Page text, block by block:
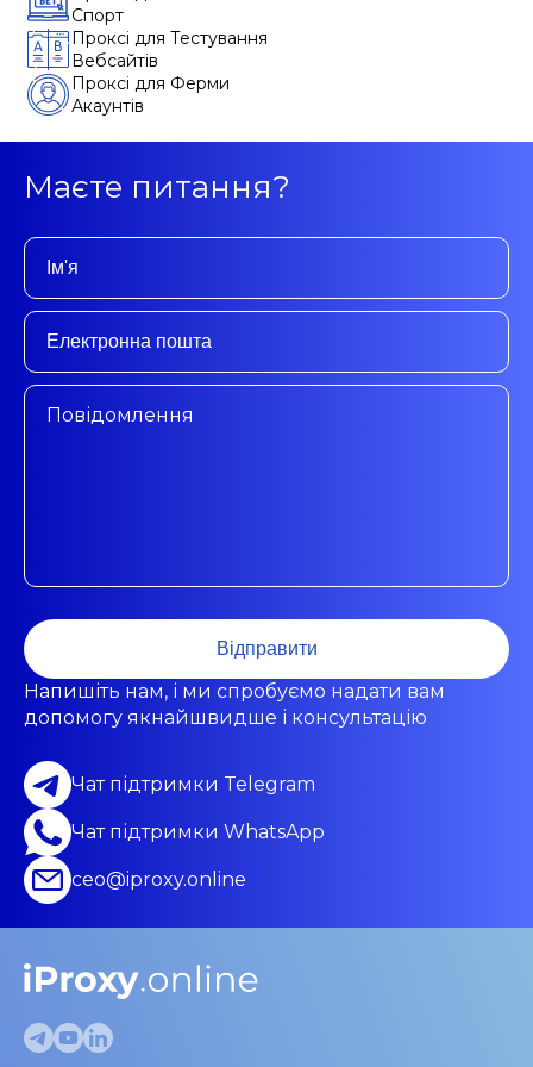
Спорт
Проксі для Тестування
Вебсайтів
Проксі для Ферми
Акаунтів
Маєте питання?
Відправити
Напишіть нам, і ми спробуємо надати вам
допомогу якнайшвидше і консультацію
Чат підтримки Telegram
Чат підтримки WhatsApp
ceo@iproxy.online